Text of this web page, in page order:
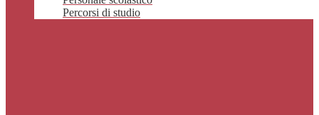
Percorsi di studio